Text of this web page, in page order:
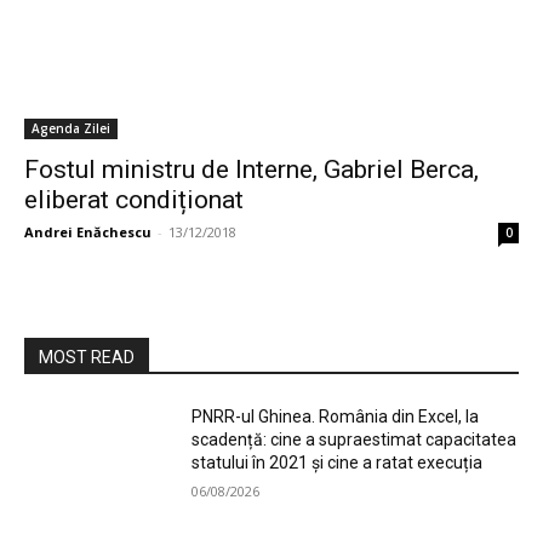
Agenda Zilei
Fostul ministru de Interne, Gabriel Berca,
eliberat condiționat
Andrei Enăchescu - 13/12/2018 0
MOST READ
PNRR-ul Ghinea. România din Excel, la
scadență: cine a supraestimat capacitatea
statului în 2021 și cine a ratat execuția
06/08/2026